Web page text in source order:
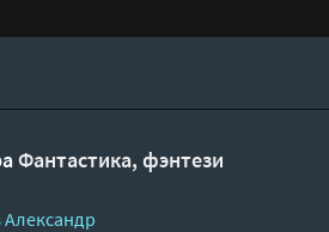
Фантастика, фэнтези